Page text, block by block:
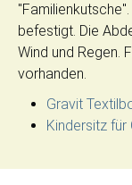
befestigt. Die
Wind und Regen.
vorhanden.
Gravit
Kindersitz für